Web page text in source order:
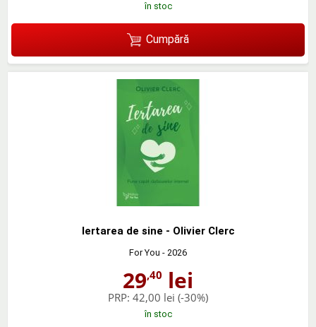
în stoc
Cumpără
Iertarea de sine - Olivier Clerc
For You - 2026
29,40 lei
PRP: 42,00 lei (-30%)
în stoc